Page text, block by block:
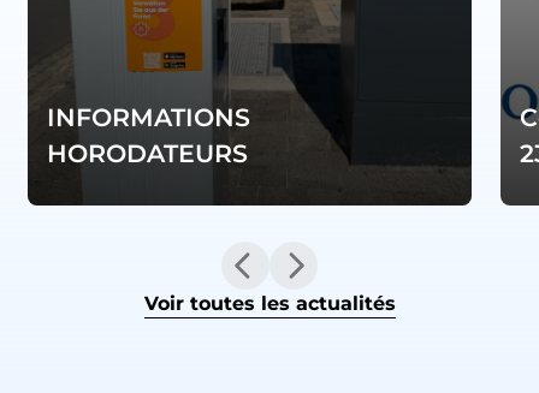
INFORMATIONS
HORODATEURS
Voir toutes les actualités